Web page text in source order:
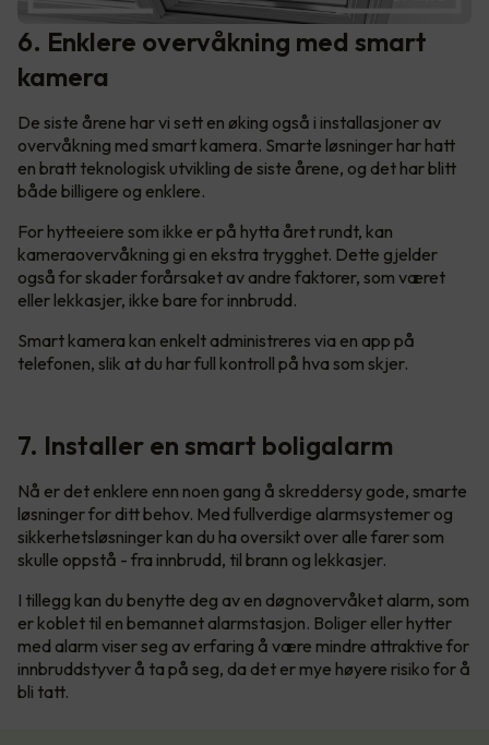
6. Enklere overvåkning med smart
kamera
De siste årene har vi sett en øking også i installasjoner av
overvåkning med smart kamera. Smarte løsninger har hatt
en bratt teknologisk utvikling de siste årene, og det har blitt
både billigere og enklere.
For hytteeiere som ikke er på hytta året rundt, kan
kameraovervåkning gi en ekstra trygghet. Dette gjelder
også for skader forårsaket av andre faktorer, som været
eller lekkasjer, ikke bare for innbrudd.
Smart kamera kan enkelt administreres via en app på
telefonen, slik at du har full kontroll på hva som skjer.
7. Installer en smart boligalarm
Nå er det enklere enn noen gang å skreddersy gode, smarte
løsninger for ditt behov. Med fullverdige alarmsystemer og
sikkerhetsløsninger kan du ha oversikt over alle farer som
skulle oppstå - fra innbrudd, til brann og lekkasjer.
I tillegg kan du benytte deg av en døgnovervåket alarm, som
er koblet til en bemannet alarmstasjon. Boliger eller hytter
med alarm viser seg av erfaring å være mindre attraktive for
innbruddstyver å ta på seg, da det er mye høyere risiko for å
bli tatt.